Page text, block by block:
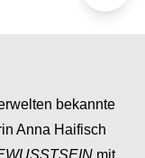
bekannte
Anna Haifisch
mit